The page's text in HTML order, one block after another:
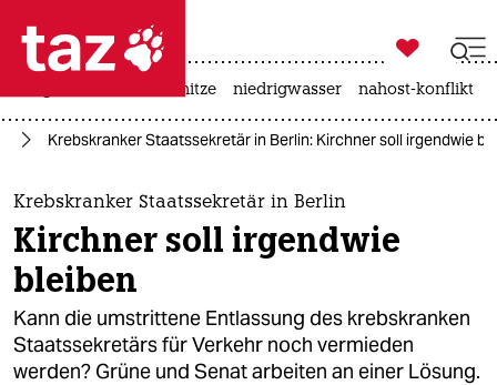
 taz zahl ich
taz zahl ich
themen
politik
öko
gesellschaft

taz zahl ich
hitze niedrigwasser nahost-konflikt
Krebskranker Staatssekretär in Berlin: Kirchner soll irgendwie
Krebskranker Staatssekretär in Berlin
Kirchner soll irgendwie
bleiben
Kann die umstrittene Entlassung des krebskranken
Staatssekretärs für Verkehr noch vermieden
werden? Grüne und Senat arbeiten an einer Lösung.